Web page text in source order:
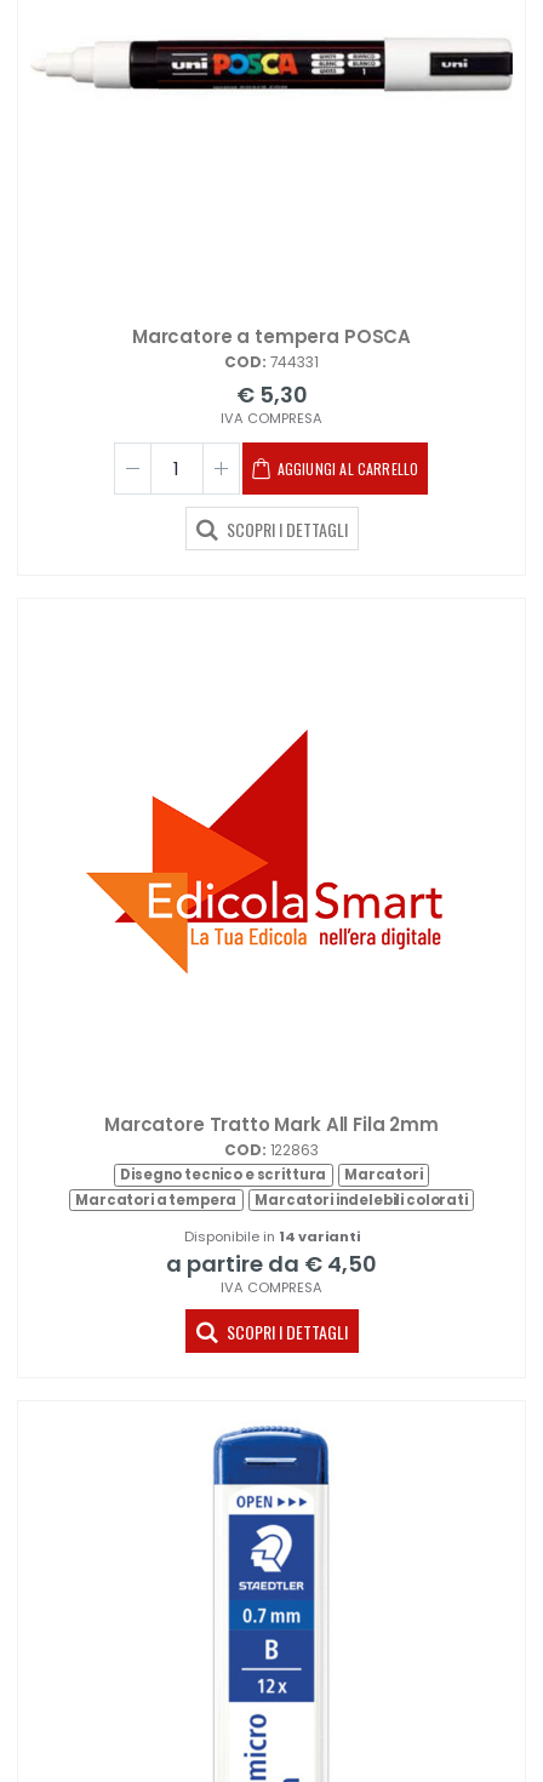
Marcatore a tempera POSCA
COD: 744331
€ 5,30
IVA COMPRESA
AGGIUNGI AL CARRELLO
SCOPRI I DETTAGLI
Marcatore Tratto Mark All Fila 2mm
COD: 122863
Disegno tecnico e scrittura
Marcatori
Marcatori a tempera
Marcatori indelebili colorati
Disponibile in 14 varianti
a partire da € 4,50
IVA COMPRESA
SCOPRI I DETTAGLI